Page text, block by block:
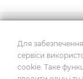
Для
сервіси
cookie. Таке